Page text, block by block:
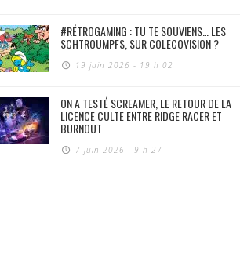
#RÉTROGAMING : TU TE SOUVIENS… LES
SCHTROUMPFS, SUR COLECOVISION ?
19 juin 2026 - 19 h 02
ON A TESTÉ SCREAMER, LE RETOUR DE LA
LICENCE CULTE ENTRE RIDGE RACER ET
BURNOUT
7 juin 2026 - 9 h 27